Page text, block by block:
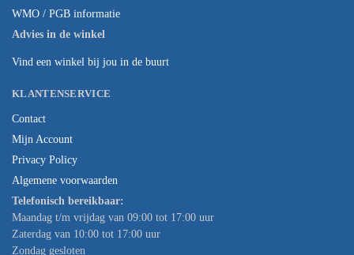
WMO / PGB informatie
Advies in de winkel
Vind een winkel bij jou in de buurt
KLANTENSERVICE
Contact
Mijn Account
Privacy Policy
Algemene voorwaarden
Telefonisch bereikbaar:
Maandag t/m vrijdag van 09:00 tot 17:00 uur
Zaterdag van 10:00 tot 17:00 uur
Zondag gesloten